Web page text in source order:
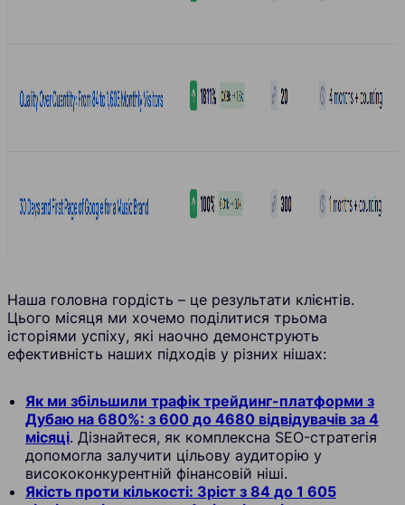
Наша головна гордість – це результати клієнтів.
Цього місяця ми хочемо поділитися трьома
історіями успіху, які наочно демонструють
ефективність наших підходів у різних нішах:
Як ми збільшили трафік трейдинг-платформи з
Дубаю на 680%: з 600 до 4680 відвідувачів за 4
місяці. Дізнайтеся, як комплексна SEO-стратегія
допомогла залучити цільову аудиторію у
висококонкурентній фінансовій ніші.
Якість проти кількості: Зріст з 84 до 1 605